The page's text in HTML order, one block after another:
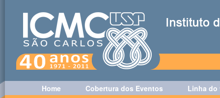
Home Cobertura dos Eventos Linha do